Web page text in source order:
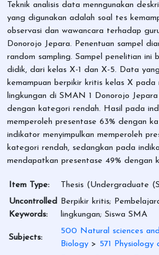
Teknik analisis data menngunakan
yang digunakan adalah soal tes
observasi dan wawancara terhadap
Donorojo Jepara. Penentuan sampel
random sampling. Sampel penelitian ini
didik, dari kelas X-1 dan X-5. Data
kemampuan berpikir kritis kelas X pada
lingkungan di SMAN 1 Donorojo
dengan kategori rendah. Hasil pada
memperoleh presentase 63% dengan
indikator menyimpulkan memperoleh
kategori rendah, sedangkan pada
mendapatkan presentase 49% dengan
Item Type:
Thesis (Undergraduate
Uncontrolled
Keywords:
Berpikir kritis;
lingkungan; Siswa SMA
Subjects:
500 Natural sciences
Biology > 571